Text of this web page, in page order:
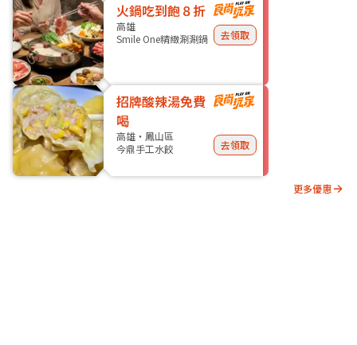
火鍋吃到飽８折
高雄
Smile One精緻涮涮鍋
去領取
招牌酸辣湯免費
喝
高雄・鳳山區
今鼎手工水餃
去領取
更多優惠